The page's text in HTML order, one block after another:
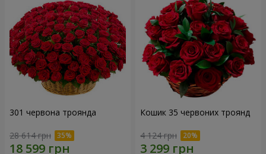
301 червона троянда
28 614 грн
Кошик 35 червоних троянд
4 124 грн